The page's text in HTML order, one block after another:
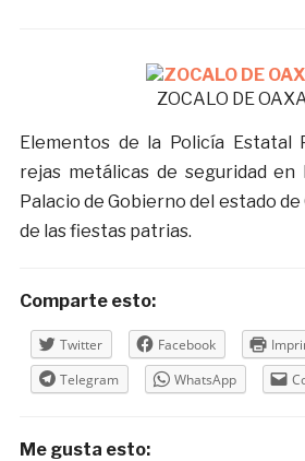
ZOCALO DE
Elementos de la Policía Estatal
rejas metálicas de seguridad en
Palacio de Gobierno del estado
de las fiestas patrias.
Comparte esto:
Twitter Facebook
Telegram
WhatsApp
Me gusta esto: